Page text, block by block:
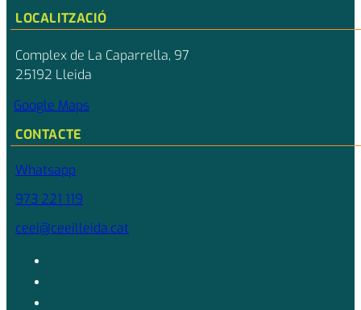
LOCALITZACIÓ
Complex de La Caparrella, 97
25192 Lleida
Google Maps
CONTACTE
Whatsapp
973 221 119
ceei@ceeilleida.cat